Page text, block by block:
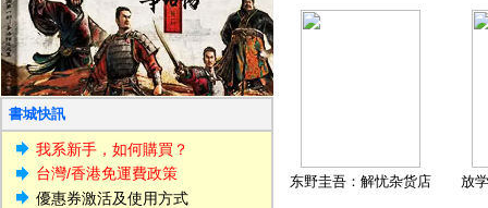
書城快訊
我系新手，如何購買？
台灣/香港免運費政策
優惠券激活及使用方式
东野圭吾：解忧杂货店 放